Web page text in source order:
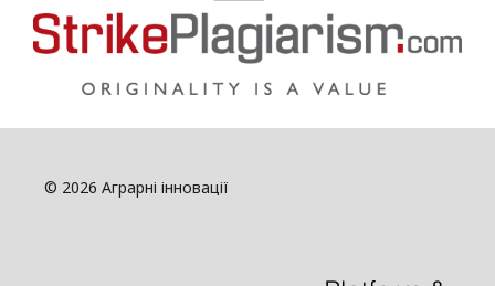
© 2026 Аграрні інновації